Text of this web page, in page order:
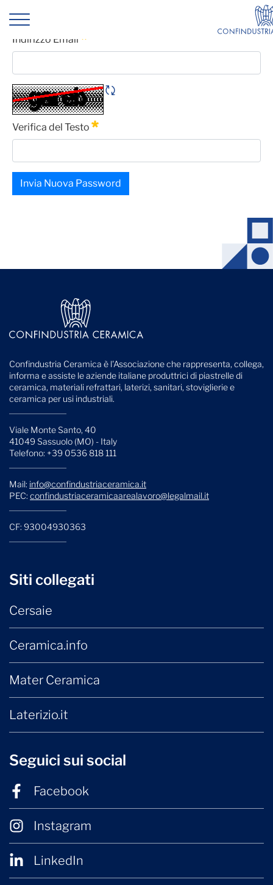
Promozione
Indirizzo Email
Obbligatorio
Verifica del Testo
Obbligatorio
Invia Nuova Password
Confindustria Ceramica è l'Associazione che rappresenta, collega,
informa e assiste le aziende italiane produttrici di piastrelle di
ceramica, materiali refrattari, laterizi, sanitari, stoviglierie e
ceramica per usi industriali.
Viale Monte Santo, 40
41049 Sassuolo (MO) - Italy
Telefono: +39 0536 818 111
Mail: info@confindustriaceramica.it
PEC: confindustriaceramicaarealavoro@legalmail.it
CF: 93004930363
Siti collegati
Cersaie
Ceramica.info
Mater Ceramica
Laterizio.it
Seguici sui social
Facebook
Instagram
LinkedIn